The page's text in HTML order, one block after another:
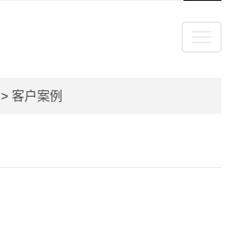
> 客户案例